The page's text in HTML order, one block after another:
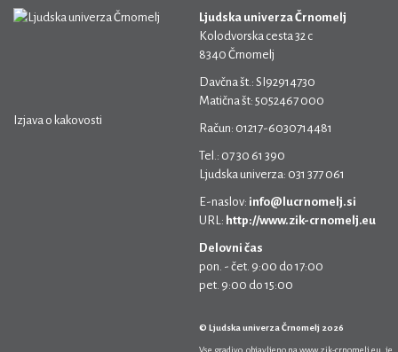
Izjava o kakovosti
Ljudska univerza Črnomelj
Kolodvorska cesta 32 c
8340 Črnomelj
Davčna št.: SI92914730
Matična št: 5052467 000
Račun: 01217-6030714481
Tel.: 07 30 61 390
Ljudska univerza: 031 377 061
E-naslov: info@lucrnomelj.si
URL: http://www.zik-crnomelj.eu
Delovni čas
pon. - čet. 9:00 do 17:00
pet. 9:00 do 15:00
© Ljudska univerza Črnomelj 2026
Vse gradivo, objavljeno na www.zik-crnomelj.eu , je